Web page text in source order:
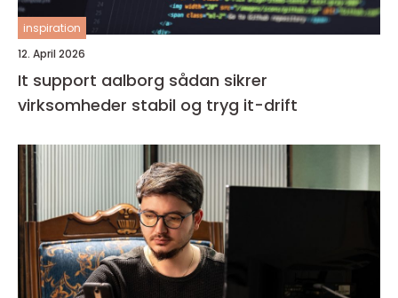
inspiration
12. April 2026
It support aalborg sådan sikrer
virksomheder stabil og tryg it-drift